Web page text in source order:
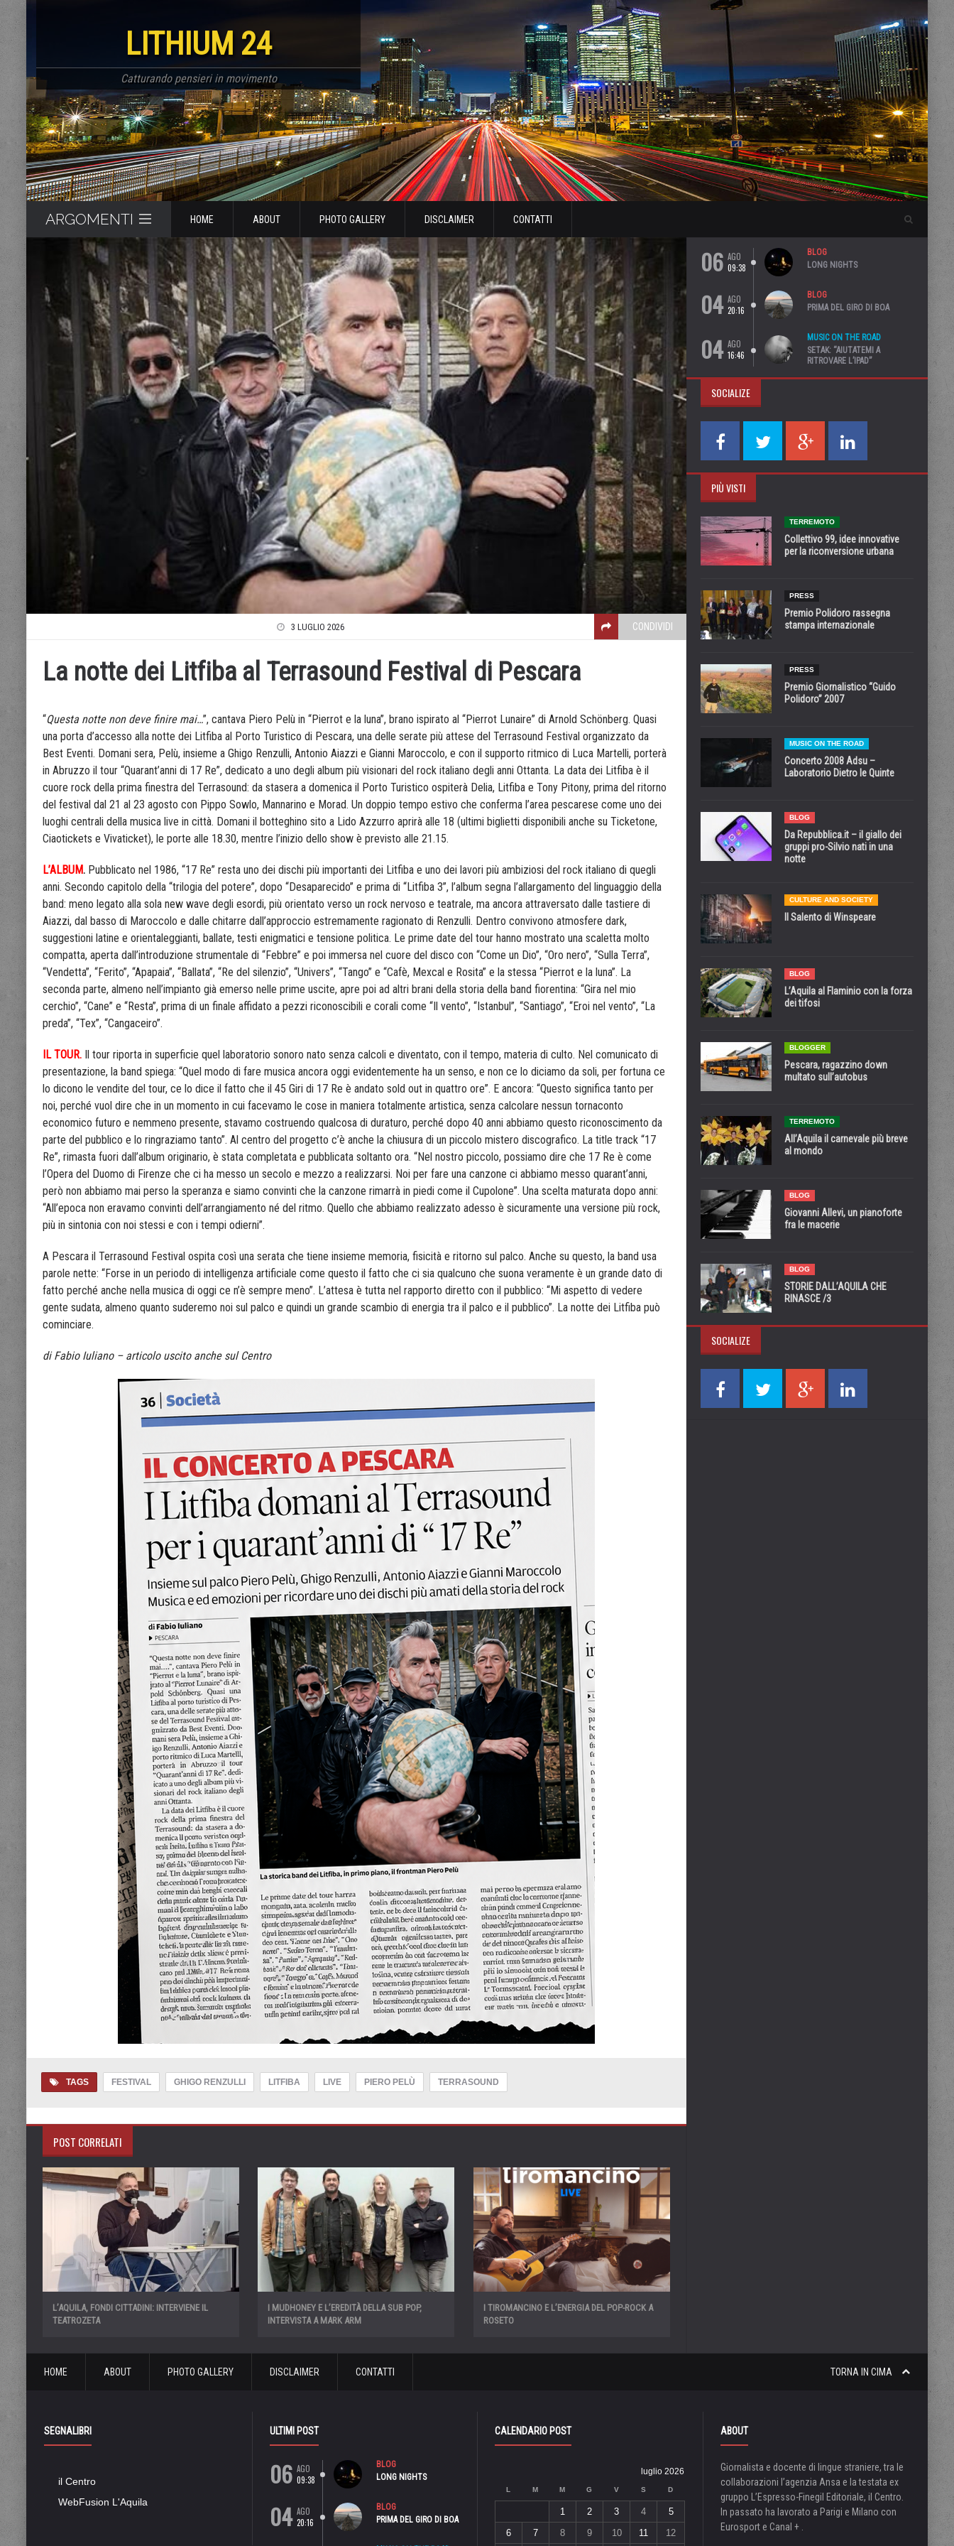
LITHIUM 24
Catturando pensieri in movimento
ARGOMENTI HOME ABOUT PHOTO GALLERY DISCLAIMER CONTATTI
3 LUGLIO 2026 CONDIVIDI
La notte dei Litfiba al Terrasound Festival di Pescara
“Questa notte non deve finire mai…”, cantava Piero Pelù in “Pierrot e la luna”, brano ispirato al “Pierrot Lunaire” di Arnold Schönberg. Quasi
una porta d’accesso alla notte dei Litfiba al Porto Turistico di Pescara, una delle serate più attese del Terrasound Festival organizzato da
Best Eventi. Domani sera, Pelù, insieme a Ghigo Renzulli, Antonio Aiazzi e Gianni Maroccolo, e con il supporto ritmico di Luca Martelli, porterà
in Abruzzo il tour “Quarant’anni di 17 Re”, dedicato a uno degli album più visionari del rock italiano degli anni Ottanta. La data dei Litfiba è il
cuore rock della prima finestra del Terrasound: da stasera a domenica il Porto Turistico ospiterà Delia, Litfiba e Tony Pitony, prima del ritorno
del festival dal 21 al 23 agosto con Pippo Sowlo, Mannarino e Morad. Un doppio tempo estivo che conferma l’area pescarese come uno dei
luoghi centrali della musica live in città. Domani il botteghino sito a Lido Azzurro aprirà alle 18 (ultimi biglietti disponibili anche su Ticketone,
Ciaotickets e Vivaticket), le porte alle 18.30, mentre l’inizio dello show è previsto alle 21.15.
L’ALBUM. Pubblicato nel 1986, “17 Re” resta uno dei dischi più importanti dei Litfiba e uno dei lavori più ambiziosi del rock italiano di quegli
anni. Secondo capitolo della “trilogia del potere”, dopo “Desaparecido” e prima di “Litfiba 3”, l’album segna l’allargamento del linguaggio della
band: meno legato alla sola new wave degli esordi, più orientato verso un rock nervoso e teatrale, ma ancora attraversato dalle tastiere di
Aiazzi, dal basso di Maroccolo e dalle chitarre dall’approccio estremamente ragionato di Renzulli. Dentro convivono atmosfere dark,
suggestioni latine e orientaleggianti, ballate, testi enigmatici e tensione politica. Le prime date del tour hanno mostrato una scaletta molto
compatta, aperta dall’introduzione strumentale di “Febbre” e poi immersa nel cuore del disco con “Come un Dio”, “Oro nero”, “Sulla Terra”,
“Vendetta”, “Ferito”, “Apapaia”, “Ballata”, “Re del silenzio”, “Univers”, “Tango” e “Cafè, Mexcal e Rosita” e la stessa “Pierrot e la luna”. La
seconda parte, almeno nell’impianto già emerso nelle prime uscite, apre poi ad altri brani della storia della band fiorentina: “Gira nel mio
cerchio”, “Cane” e “Resta”, prima di un finale affidato a pezzi riconoscibili e corali come “Il vento”, “Istanbul”, “Santiago”, “Eroi nel vento”, “La
preda”, “Tex”, “Cangaceiro”.
IL TOUR. Il tour riporta in superficie quel laboratorio sonoro nato senza calcoli e diventato, con il tempo, materia di culto. Nel comunicato di
presentazione, la band spiega: “Quel modo di fare musica ancora oggi evidentemente ha un senso, e non ce lo diciamo da soli, per fortuna ce
lo dicono le vendite del tour, ce lo dice il fatto che il 45 Giri di 17 Re è andato sold out in quattro ore”. E ancora: “Questo significa tanto per
noi, perché vuol dire che in un momento in cui facevamo le cose in maniera totalmente artistica, senza calcolare nessun tornaconto
economico futuro e nemmeno presente, stavamo costruendo qualcosa di duraturo, perché dopo 40 anni abbiamo questo riconoscimento da
parte del pubblico e lo ringraziamo tanto”. Al centro del progetto c’è anche la chiusura di un piccolo mistero discografico. La title track “17
Re”, rimasta fuori dall’album originario, è stata completata e pubblicata soltanto ora. “Nel nostro piccolo, possiamo dire che 17 Re è come
l’Opera del Duomo di Firenze che ci ha messo un secolo e mezzo a realizzarsi. Noi per fare una canzone ci abbiamo messo quarant’anni,
però non abbiamo mai perso la speranza e siamo convinti che la canzone rimarrà in piedi come il Cupolone”. Una scelta maturata dopo anni:
“All’epoca non eravamo convinti dell’arrangiamento né del ritmo. Quello che abbiamo realizzato adesso è sicuramente una versione più rock,
più in sintonia con noi stessi e con i tempi odierni”.
A Pescara il Terrasound Festival ospita così una serata che tiene insieme memoria, fisicità e ritorno sul palco. Anche su questo, la band usa
parole nette: “Forse in un periodo di intelligenza artificiale come questo il fatto che ci sia qualcuno che suona veramente è un grande dato di
fatto perché anche nella musica di oggi ce n’è sempre meno”. L’attesa è tutta nel rapporto diretto con il pubblico: “Mi aspetto di vedere
gente sudata, almeno quanto suderemo noi sul palco e quindi un grande scambio di energia tra il palco e il pubblico”. La notte dei Litfiba può
cominciare.
di Fabio Iuliano – articolo uscito anche sul Centro
TAGS FESTIVAL GHIGO RENZULLI LITFIBA LIVE PIERO PELÙ TERRASOUND
POST CORRELATI
L’AQUILA, FONDI CITTADINI: INTERVIENE IL
TEATROZETA
I MUDHONEY E L’EREDITÀ DELLA SUB POP,
INTERVISTA A MARK ARM
I TIROMANCINO E L’ENERGIA DEL POP-ROCK A
ROSETO
06 AGO
09:38
BLOG
LONG NIGHTS
04 AGO
20:16
BLOG
PRIMA DEL GIRO DI BOA
04 AGO
16:46
MUSIC ON THE ROAD
SETAK: “AIUTATEMI A
RITROVARE L’IPAD”
SOCIALIZE
PIÙ VISTI
TERREMOTO
Collettivo 99, idee innovative
per la riconversione urbana
PRESS
Premio Polidoro rassegna
stampa internazionale
PRESS
Premio Giornalistico “Guido
Polidoro” 2007
MUSIC ON THE ROAD
Concerto 2008 Adsu –
Laboratorio Dietro le Quinte
BLOG
Da Repubblica.it – il giallo dei
gruppi pro-Silvio nati in una
notte
CULTURE AND SOCIETY
Il Salento di Winspeare
BLOG
L’Aquila al Flaminio con la forza
dei tifosi
BLOGGER
Pescara, ragazzino down
multato sull’autobus
TERREMOTO
All’Aquila il carnevale più breve
al mondo
BLOG
Giovanni Allevi, un pianoforte
fra le macerie
BLOG
STORIE DALL’AQUILA CHE
RINASCE /3
SOCIALIZE
TORNA IN CIMA
HOME ABOUT PHOTO GALLERY DISCLAIMER CONTATTI
SEGNALIBRI
il Centro
WebFusion L'Aquila
ULTIMI POST
06 AGO
09:38
BLOG
LONG NIGHTS
04 AGO
20:16
BLOG
PRIMA DEL GIRO DI BOA
CALENDARIO POST
luglio 2026
L M M G V S D
1 2 3 4
5
6
7 8 9 10 11 12
ABOUT
Giornalista e docente di lingue straniere, tra le
collaborazioni l’agenzia Ansa e la testata ex
gruppo L’Espresso-Finegil Editoriale, il Centro.
In passato ha lavorato a Parigi e Milano con
Eurosport e Canal + .